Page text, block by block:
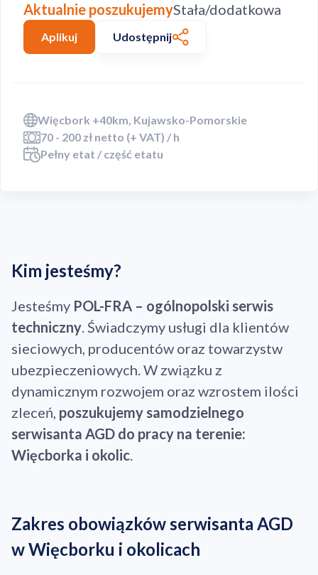
Aktualnie poszukujemyStała/dodatkowa
Aplikuj Udostępnij
Więcbork +40km, Kujawsko-Pomorskie
70 - 200 zł netto (+ VAT) / h
Pełny etat / część etatu
Kim jesteśmy?
Jesteśmy POL-FRA – ogólnopolski serwis
techniczny. Świadczymy usługi dla klientów
sieciowych, producentów oraz towarzystw
ubezpieczeniowych. W związku z
dynamicznym rozwojem oraz wzrostem ilości
zleceń, poszukujemy samodzielnego
serwisanta AGD do pracy na terenie:
Więcborka i okolic.
Zakres obowiązków serwisanta AGD
w Więcborku i okolicach